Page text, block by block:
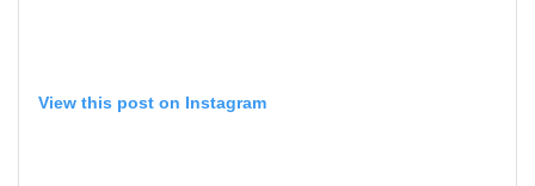
View this post on Instagram